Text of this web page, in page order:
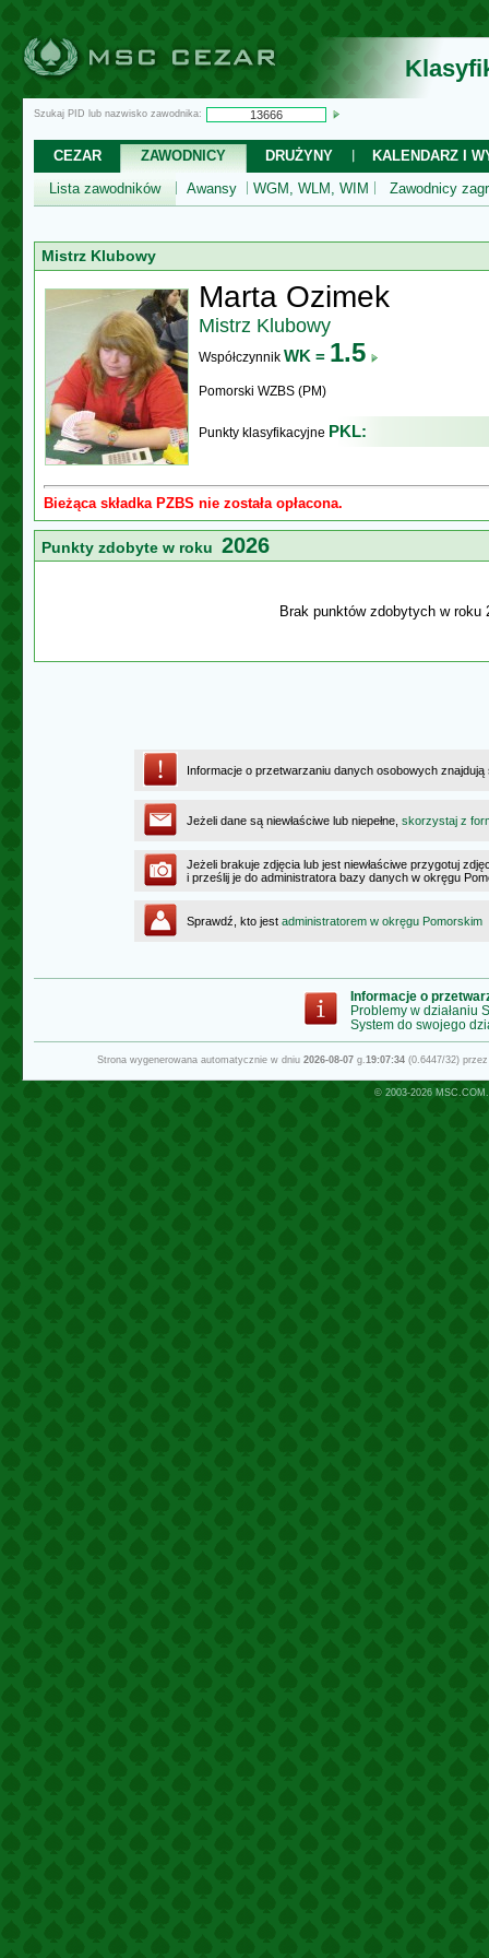
Szukaj PID lub nazwisko zawodnika:
CEZAR ZAWODNICY DRUŻYNY
KALENDARZ I
Lista zawodników
Awansy WGM, WLM, WIM Zawodnicy
Mistrz Klubowy
Marta Ozimek
Mistrz Klubowy
Współczynnik WK = 1.5
Pomorski WZBS (PM)
Punkty klasyfikacyjne PKL:
Bieżąca składka PZBS nie została opłacona.
Punkty zdobyte w roku 2026
Brak punktów zdobytych w roku
Informacje o przetwarzaniu danych osobowych
Jeżeli dane są niewłaściwe lub niepełne, skorzystaj z
Jeżeli brakuje zdjęcia lub jest niewłaściwe przygotuj
i prześlij je do administratora bazy danych w okręgu
Sprawdź, kto jest administratorem w okręgu Pomorskim
Informacje o
Problemy w działaniu
System do swojego
Strona wygenerowana automatycznie w dniu 2026-08-07g.19:07:34(0.6447/32)
© 2003-2026